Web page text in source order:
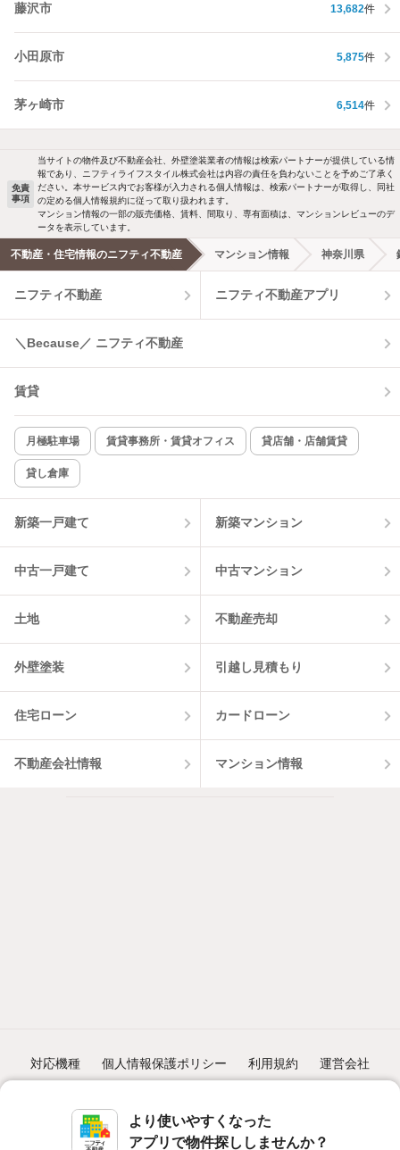
より使いやすくなった
アプリで物件探ししませんか？
藤沢市 13,682件
小田原市 5,875件
茅ヶ崎市 6,514件
免責
事項
当サイトの物件及び不動産会社、外壁塗装業者の情報は検索パートナーが提供している情
報であり、ニフティライフスタイル株式会社は内容の責任を負わないことを予めご了承く
ださい。本サービス内でお客様が入力される個人情報は、検索パートナーが取得し、同社
の定める個人情報規約に従って取り扱われます。
マンション情報の一部の販売価格、賃料、間取り、専有面積は、マンションレビューのデ
ータを表示しています。
不動産・住宅情報のニフティ不動産 マンション情報 神奈川県
ニフティ不動産 ニフティ不動産アプリ
＼Because／ ニフティ不動産
賃貸
月極駐車場 賃貸事務所・賃貸オフィス 貸店舗・店舗賃貸
貸し倉庫
新築一戸建て 新築マンション
中古一戸建て 中古マンション
土地 不動産売却
外壁塗装 引越し見積もり
住宅ローン カードローン
不動産会社情報 マンション情報
対応機種 個人情報保護ポリシー 利用規約 運営会社